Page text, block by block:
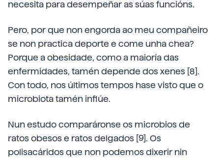
necesita para desempeñar as súas funcións.
Pero, por que non engorda ao meu compañeiro
se non practica deporte e come unha chea?
Porque a obesidade, como a maioría das
enfermidades, tamén depende dos xenes [8].
Con todo, nos últimos tempos hase visto que o
microbiota tamén inflúe.
Nun estudo comparáronse os microbios de
ratos obesos e ratos delgados [9]. Os
polisacáridos que non podemos dixerir nin